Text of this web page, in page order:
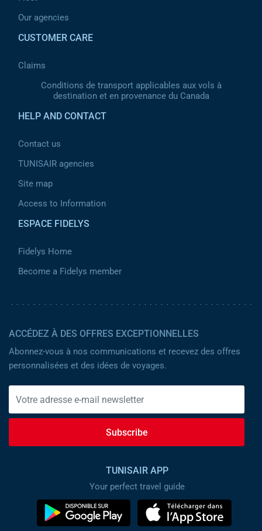
Our agencies
CUSTOMER CARE
Claims
Conditions de transport applicables aux vols à
destination et en provenance du Canada
HELP AND CONTACT
Contact us
TUNISAIR agencies
Site map
Access to Information
ESPACE FIDELYS
Fidelys Home
Become a Fidelys member
ACCÉDEZ À DES OFFRES EXCEPTIONNELLES
Abonnez-vous à nos communications et recevez des offres
personnalisées et des idées de voyages.
Subscribe
TUNISAIR APP
Your perfect travel guide